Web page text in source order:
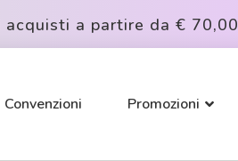
acquisti a partire da € 70,00
Convenzioni Promozioni